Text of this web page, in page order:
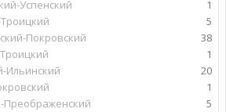
Успенский
1
5
Покровский
38
1
Ильинский
20
1
Преображенский
5